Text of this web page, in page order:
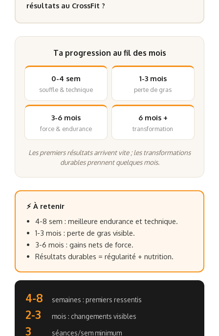
résultats au CrossFit ?
Ta progression au fil des mois
0-4 sem
souffle & technique
1-3 mois
perte de gras
3-6 mois
force & endurance
6 mois +
transformation
Les premiers résultats arrivent vite ; les transformations
durables prennent quelques mois.
⚡ À retenir
4-8 sem : meilleure endurance et technique.
1-3 mois : perte de gras visible.
3-6 mois : gains nets de force.
Résultats durables = régularité + nutrition.
4-8 semaines : premiers ressentis
2-3 mois : changements visibles
3 séances/sem minimum